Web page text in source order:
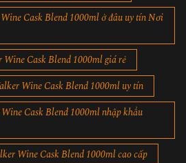
Cask Blend 1000ml ở đâu uy tín Nơi
Cask Blend 1000ml giá rẻ
Wine Cask Blend 1000ml uy tín
Cask Blend 1000ml nhập khẩu
Wine Cask Blend 1000ml cao cấp